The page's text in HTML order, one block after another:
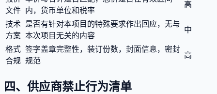
文件 内，货币单位和税率
高
技术
方案
是否有针对本项目的特殊要求作出回应，无与
本次项目无关的内容
中
格式
合规
签字盖章完整性，装订份数，封面信息，密封
规范
高
四、供应商禁止行为清单